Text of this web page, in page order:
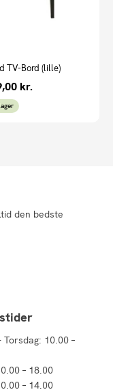
TV-Bord (lille)
kr.
den bedste
Torsdag: 10.00 –
– 18.00
– 14.00